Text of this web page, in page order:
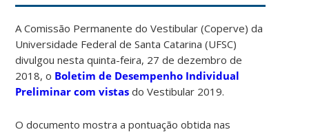
A Comissão Permanente do Vestibular (Coperve) da
Universidade Federal de Santa Catarina (UFSC)
divulgou nesta quinta-feira, 27 de dezembro de
2018, o Boletim de Desempenho Individual
Preliminar com vistas do Vestibular 2019.
O documento mostra a pontuação obtida nas